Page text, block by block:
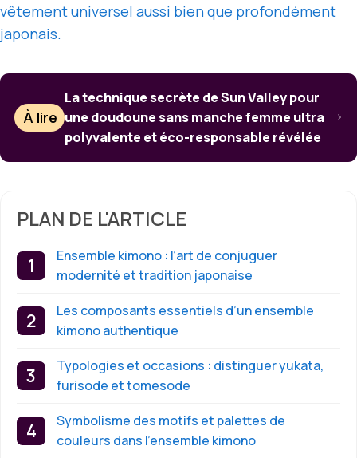
vêtement universel aussi bien que profondément
japonais.
À lire
La technique secrète de Sun Valley pour
une doudoune sans manche femme ultra
polyvalente et éco-responsable révélée
PLAN DE L'ARTICLE
Ensemble kimono : l’art de conjuguer
modernité et tradition japonaise
Les composants essentiels d’un ensemble
kimono authentique
Typologies et occasions : distinguer yukata,
furisode et tomesode
Symbolisme des motifs et palettes de
couleurs dans l’ensemble kimono